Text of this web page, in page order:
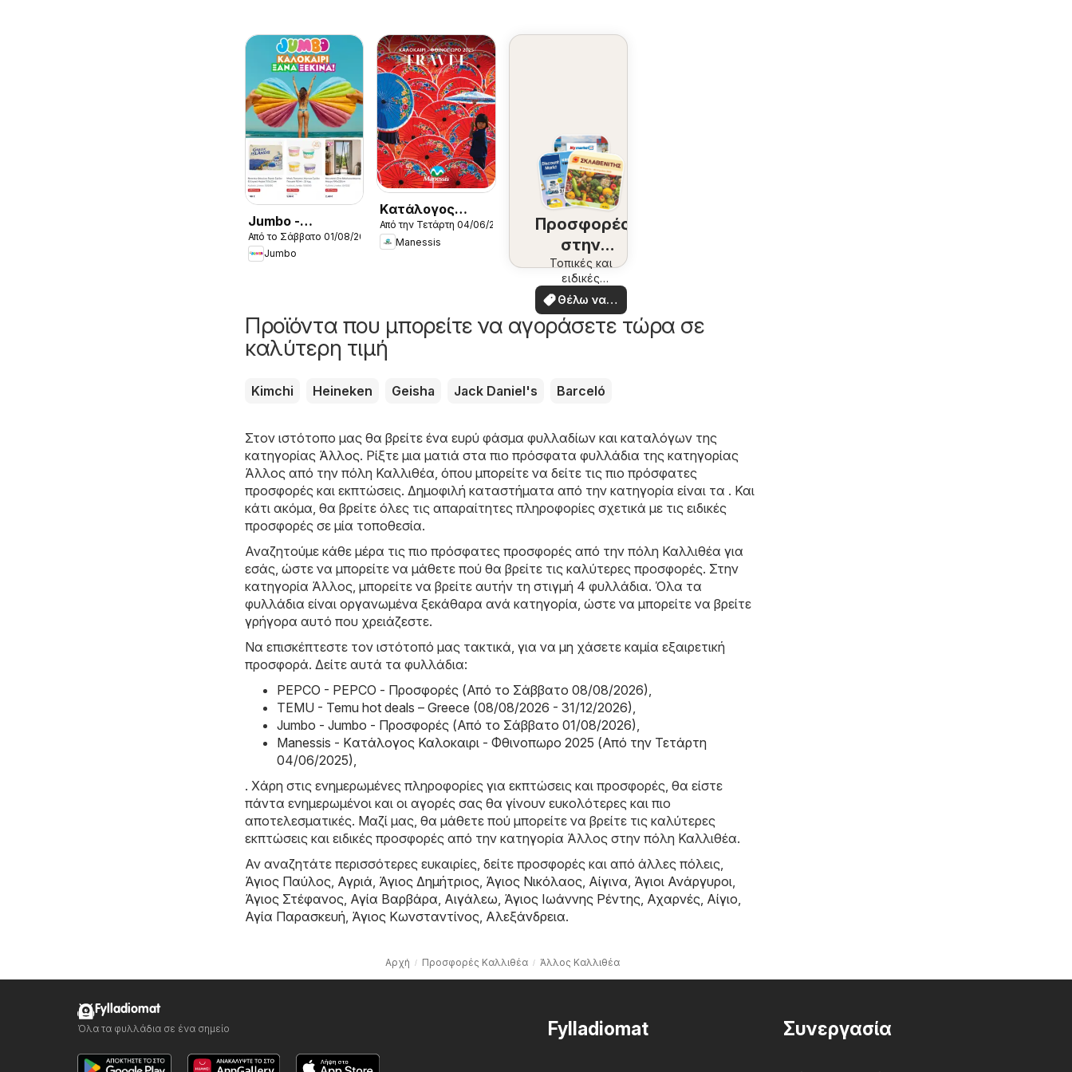
Jumbo -
Προσφορές
Από το Σάββατο 01/08/2026
Jumbo
Kατάλογος
Καλοκαιρι -
Φθινοπωρο 2025
Από την Τετάρτη 04/06/2025
Manessis
Προσφορές
στην
περιοχή
σας
Τοπικές και
ειδικές
προσφορές
Θέλω να
δω
Προϊόντα που μπορείτε να αγοράσετε τώρα σε
καλύτερη τιμή
Kimchi Heineken Geisha Jack Daniel's Barceló
Στον ιστότοπο μας θα βρείτε ένα ευρύ φάσμα φυλλαδίων και καταλόγων της
κατηγορίας Άλλος. Ρίξτε μια ματιά στα πιο πρόσφατα φυλλάδια της κατηγορίας
Άλλος από την πόλη Καλλιθέα, όπου μπορείτε να δείτε τις πιο πρόσφατες
προσφορές και εκπτώσεις. Δημοφιλή καταστήματα από την κατηγορία είναι τα . Και
κάτι ακόμα, θα βρείτε όλες τις απαραίτητες πληροφορίες σχετικά με τις ειδικές
προσφορές σε μία τοποθεσία.
Αναζητούμε κάθε μέρα τις πιο πρόσφατες προσφορές από την πόλη Καλλιθέα για
εσάς, ώστε να μπορείτε να μάθετε πού θα βρείτε τις καλύτερες προσφορές. Στην
κατηγορία Άλλος, μπορείτε να βρείτε αυτήν τη στιγμή 4 φυλλάδια. Όλα τα
φυλλάδια είναι οργανωμένα ξεκάθαρα ανά κατηγορία, ώστε να μπορείτε να βρείτε
γρήγορα αυτό που χρειάζεστε.
Να επισκέπτεστε τον ιστότοπό μας τακτικά, για να μη χάσετε καμία εξαιρετική
προσφορά. Δείτε αυτά τα φυλλάδια:
PEPCO - PEPCO - Προσφορές (Από το Σάββατο 08/08/2026)
TEMU - Temu hot deals – Greece (08/08/2026 - 31/12/2026)
Jumbo - Jumbo - Προσφορές (Από το Σάββατο 01/08/2026)
Manessis - Kατάλογος Καλοκαιρι - Φθινοπωρο 2025 (Από την Τετάρτη
04/06/2025)
. Χάρη στις ενημερωμένες πληροφορίες για εκπτώσεις και προσφορές, θα είστε
πάντα ενημερωμένοι και οι αγορές σας θα γίνουν ευκολότερες και πιο
αποτελεσματικές. Μαζί μας, θα μάθετε πού μπορείτε να βρείτε τις καλύτερες
εκπτώσεις και ειδικές προσφορές από την κατηγορία Άλλος στην πόλη Καλλιθέα.
Αν αναζητάτε περισσότερες ευκαιρίες, δείτε προσφορές και από άλλες πόλεις,
Άγιος Παύλος Αγριά Άγιος Δημήτριος Άγιος Νικόλαος Αίγινα Άγιοι Ανάργυροι
Άγιος Στέφανος Αγία Βαρβάρα Αιγάλεω Άγιος Ιωάννης Ρέντης Αχαρνές Αίγιο
Αγία Παρασκευή Άγιος Κωνσταντίνος Αλεξάνδρεια.
Αρχή Προσφορές Καλλιθέα Άλλος Καλλιθέα
Fylladiomat Συνεργασία
Fylladiomat
Όλα τα φυλλάδια σε ένα σημείο